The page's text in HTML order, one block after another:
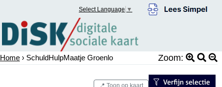
Select Language ▼
Home › SchuldHulpMaatje Groenlo Zoom:
📍 Toon op kaart